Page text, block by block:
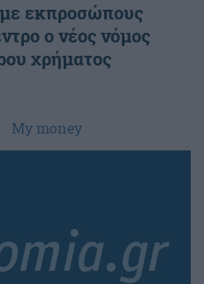
εκπροσώπους
ο νέος νόμος
χρήματος
My money